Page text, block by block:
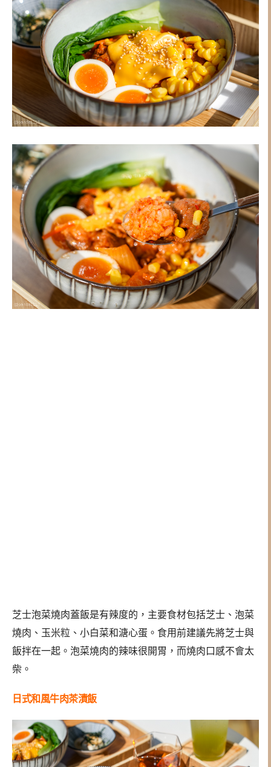
芝士泡菜燒肉蓋飯是有辣度的，主要食材包括芝士、泡菜
燒肉、玉米粒、小白菜和溏心蛋。食用前建議先將芝士與
飯拌在一起。泡菜燒肉的辣味很開胃，而燒肉口感不會太
柴。
日式和風牛肉茶漬飯